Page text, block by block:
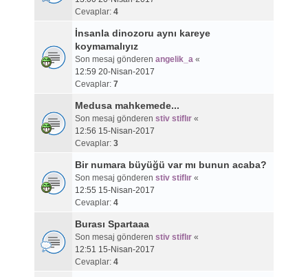
Cevaplar: 4
İnsanla dinozoru aynı kareye
koymamalıyız
Son mesaj gönderen angelik_a«
12:59 20-Nisan-2017
Cevaplar: 7
Medusa mahkemede...
Son mesaj gönderen stiv stiflır«
12:56 15-Nisan-2017
Cevaplar: 3
Bir numara büyüğü var mı bunun acaba?
Son mesaj gönderen stiv stiflır«
12:55 15-Nisan-2017
Cevaplar: 4
Burası Spartaaa
Son mesaj gönderen stiv stiflır«
12:51 15-Nisan-2017
Cevaplar: 4